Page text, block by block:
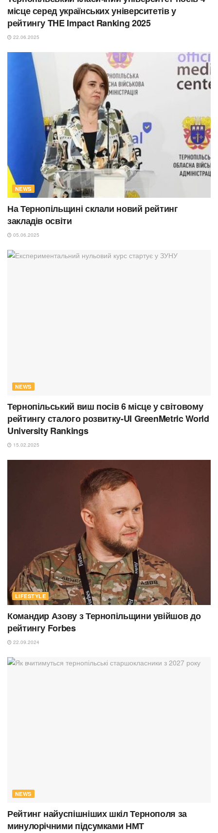
місце серед українських університетів у
рейтингу THE Impact Ranking 2025
22.06.2025
NEWS
На Тернопільщині склали новий рейтинг
закладів освіти
05.06.2025
NEWS
Тернопільський виш посів 6 місце у світовому
рейтингу сталого розвитку-UI GreenMetric World
University Rankings
15.02.2025
LIFESTYLE
Командир Азову з Тернопільщини увійшов до
рейтингу Forbes
22.09.2024
NEWS
Рейтинг найуспішніших шкіл Тернополя за
минулорічними підсумками НМТ